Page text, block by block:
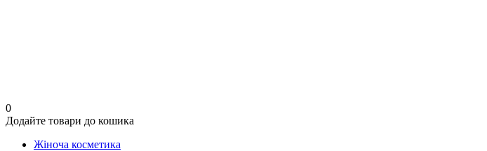
0
Додайте товари до кошика
Жіноча косметика